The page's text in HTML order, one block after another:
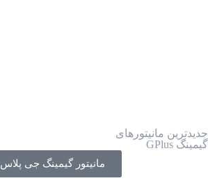
جدیدترین مانیتورهای
گیمینگ GPlus
مانیتور گیمینگ جی پلاس